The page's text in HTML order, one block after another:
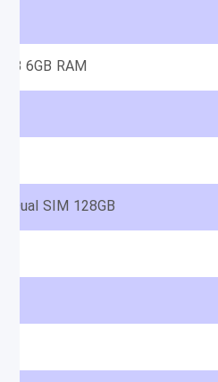
6GB RAM
Dual SIM 128GB